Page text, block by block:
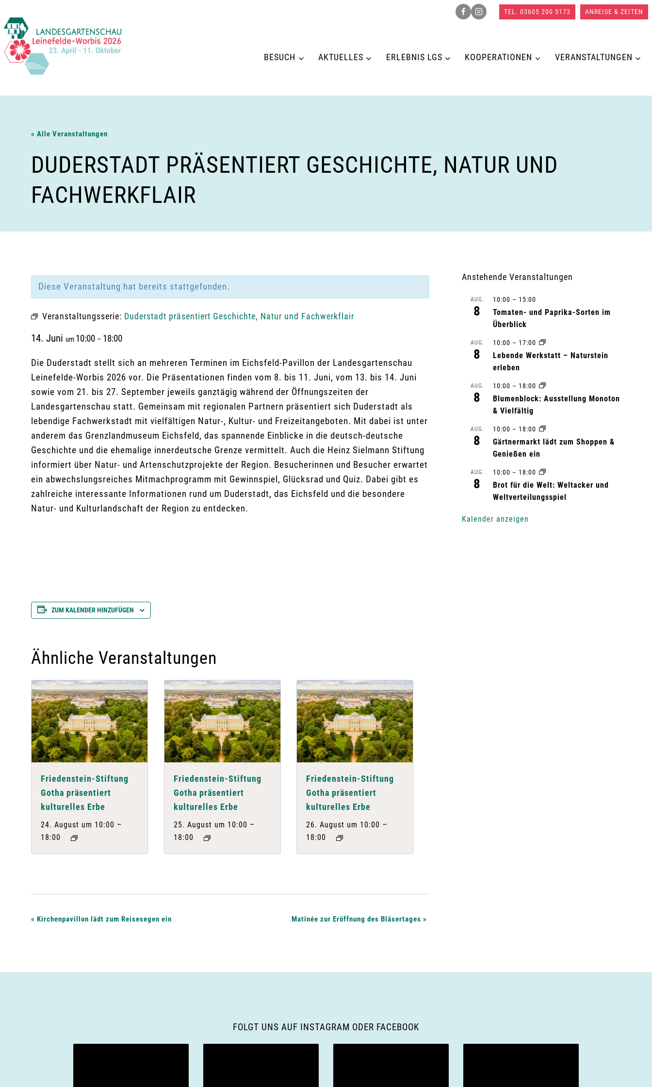
Inhalt
springen
TEL. 03605 200 5173 ANREISE & ZEITEN
BESUCH AKTUELLES ERLEBNIS LGS KOOPERATIONEN VERANSTALTUNGEN
« Alle Veranstaltungen
DUDERSTADT PRÄSENTIERT GESCHICHTE, NATUR UND
FACHWERKFLAIR
Diese Veranstaltung hat bereits stattgefunden.
Veranstaltungsserie: Duderstadt präsentiert Geschichte, Natur und Fachwerkflair
14. Juni um 10:00 – 18:00
Die Duderstadt stellt sich an mehreren Terminen im Eichsfeld-Pavillon der Landesgartenschau
Leinefelde-Worbis 2026 vor. Die Präsentationen finden vom 8. bis 11. Juni, vom 13. bis 14. Juni
sowie vom 21. bis 27. September jeweils ganztägig während der Öffnungszeiten der
Landesgartenschau statt. Gemeinsam mit regionalen Partnern präsentiert sich Duderstadt als
lebendige Fachwerkstadt mit vielfältigen Natur-, Kultur- und Freizeitangeboten. Mit dabei ist unter
anderem das Grenzlandmuseum Eichsfeld, das spannende Einblicke in die deutsch-deutsche
Geschichte und die ehemalige innerdeutsche Grenze vermittelt. Auch die Heinz Sielmann Stiftung
informiert über Natur- und Artenschutzprojekte der Region. Besucherinnen und Besucher erwartet
ein abwechslungsreiches Mitmachprogramm mit Gewinnspiel, Glücksrad und Quiz. Dabei gibt es
zahlreiche interessante Informationen rund um Duderstadt, das Eichsfeld und die besondere
Natur- und Kulturlandschaft der Region zu entdecken.
ZUM KALENDER HINZUFÜGEN
Ähnliche Veranstaltungen
Friedenstein-Stiftung
Gotha präsentiert
kulturelles Erbe
24. August um 10:00 –
18:00
Friedenstein-Stiftung
Gotha präsentiert
kulturelles Erbe
25. August um 10:00 –
18:00
Friedenstein-Stiftung
Gotha präsentiert
kulturelles Erbe
26. August um 10:00 –
18:00
V
r
« Kirchenpavillon lädt zum Reisesegen ein Matinée zur Eröffnung des Bläsertages»
Anstehende Veranstaltungen
AUG.
8
10:00 – 15:00
Tomaten- und Paprika-Sorten im
Überblick
AUG.
8
10:00 – 17:00
Lebende Werkstatt – Naturstein
erleben
AUG.
8
10:00 – 18:00
Blumenblock: Ausstellung Monoton
& Vielfältig
AUG.
8
10:00 – 18:00
Gärtnermarkt lädt zum Shoppen &
Genießen ein
AUG.
8
10:00 – 18:00
Brot für die Welt: Weltacker und
Weltverteilungsspiel
Kalender anzeigen
FOLGT UNS AUF INSTAGRAM ODER FACEBOOK